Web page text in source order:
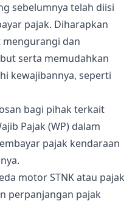
sebelumnya telah diisi
pajak. Diharapkan
dan
serta memudahkan
kewajibannya, seperti
bagi pihak terkait
Pajak (WP) dalam
pajak kendaraan
motor STNK atau pajak
perpanjangan pajak